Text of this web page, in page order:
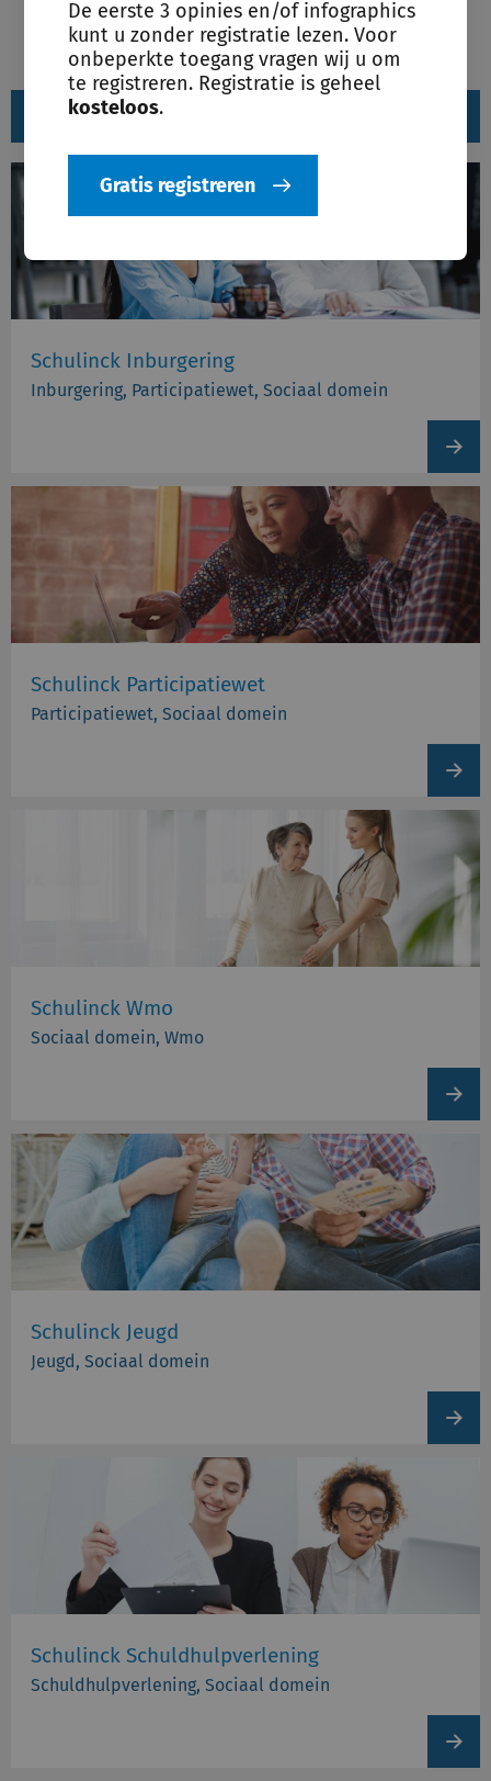
De eerste 3 opinies en/of infographics
kunt u zonder registratie lezen. Voor
onbeperkte toegang vragen wij u om
te registreren. Registratie is geheel
kosteloos.
Gratis registreren
Voeg toe aan leeslijst Deel
Gerelateerde producten
Schulinck Inburgering
Inburgering, Participatiewet, Sociaal domein
Schulinck Participatiewet
Participatiewet, Sociaal domein
Schulinck Wmo
Sociaal domein, Wmo
Schulinck Jeugd
Jeugd, Sociaal domein
Schulinck Schuldhulpverlening
Schuldhulpverlening, Sociaal domein